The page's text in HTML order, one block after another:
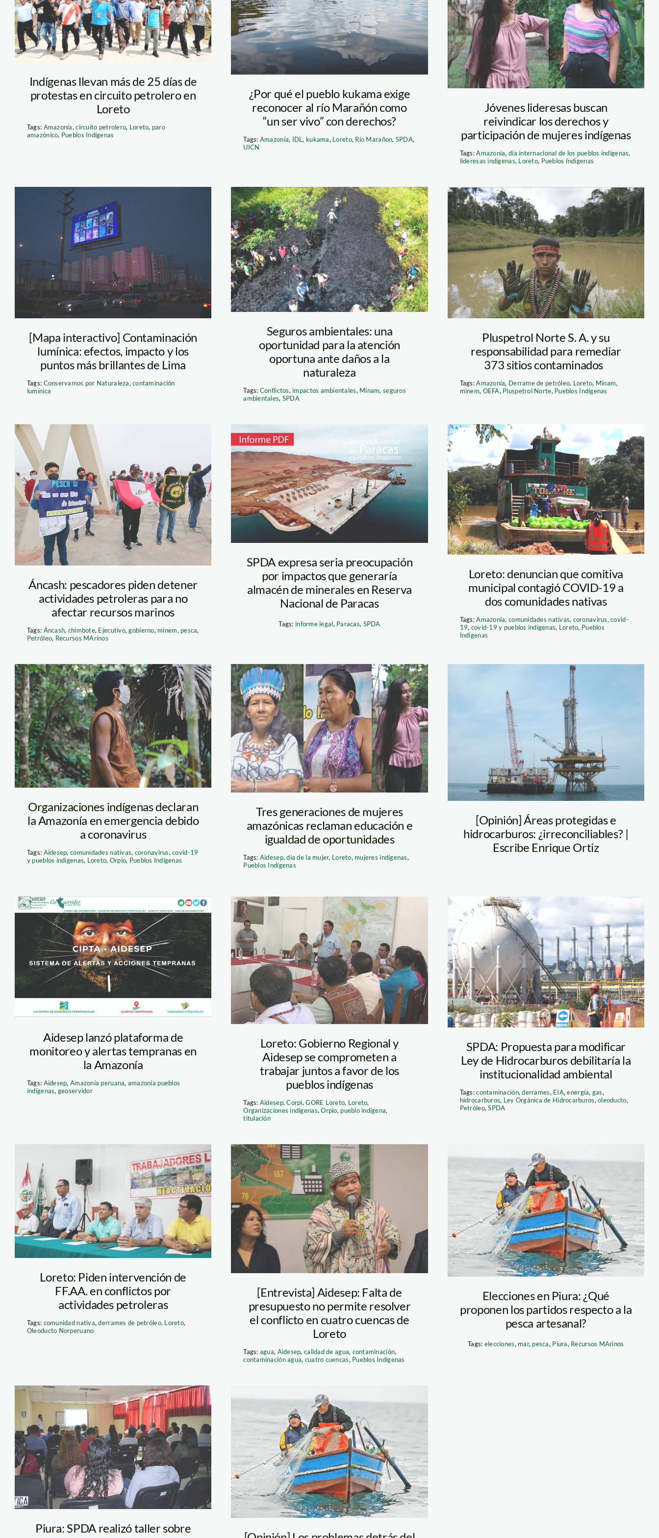
La región
Indígenas llevan más de 25 días de
protestas en circuito petrolero en
Loreto
Tags: Amazonía,circuito petrolero, Loreto, paro
amazónico, Pueblos Indígenas
kama—wcs
¿Por qué el pueblo kukama exige
reconocer al río Marañón como
“un ser vivo” con derechos?
Tags: Amazonía, IDL, kukama, Loreto, Río Marañon, SPDA,
UICN
Leonarda
Jóvenes lideresas buscan
reivindicar los derechos y
participación de mujeres indígenas
Tags:Amazonía, día internacional de los pueblos indígenas,
lideresas indígenas, Loreto, Pueblos Indígenas
Frente a Tottus
de Huaylas,
Chorrillos
[Mapa interactivo] Contaminación
lumínica: efectos, impacto y los
puntos más brillantes de Lima
Tags: Conservamos por Naturaleza,contaminación
lumínica
derrame-de-
petroleo—loreto
—fiscalia
Seguros ambientales: una
oportunidad para la atención
oportuna ante daños a la
naturaleza
Tags: Conflictos, impactos ambientales, Minam,seguros
ambientales, SPDA
pluspetrol norte
– contaminacion
petroleo – la
republica
Pluspetrol Norte S. A. y su
responsabilidad para remediar
373 sitios contaminados
Tags:Amazonía, Derrame de petróleo, Loreto, Minam,
minem, OEFA, Pluspetrol Norte, Pueblos Indígenas
pescadores-
manifestacion—
el-ferrol
Áncash: pescadores piden detener
actividades petroleras para no
afectar recursos marinos
Tags: Áncash, chimbote, Ejecutivo,gobierno, minem, pesca,
Petróleo, Recursos MArinos
paracas-puerto-
impacto
SPDA expresa seria preocupación
por impactos que generaría
almacén de minerales en Reserva
Nacional de Paracas
Tags: informe legal, Paracas, SPDA
lanchaTocache
Loreto: denuncian que comitiva
municipal contagió COVID-19 a
dos comunidades nativas
Tags:Amazonía, comunidades nativas, coronavirus,covid-
19, covid-19 y pueblos indígenas, Loreto, Pueblos
Indígenas
fotoAidesep
Organizaciones indígenas declaran
la Amazonía en emergencia debido
a coronavirus
Tags: Aidesep, comunidades nativas, coronavirus,covid-19
y pueblos indígenas, Loreto, Orpio, Pueblos Indígenas
Mujeres-
indígenas
Tres generaciones de mujeres
amazónicas reclaman educación e
igualdad de oportunidades
Tags: Aidesep,día de la mujer, Loreto, mujeres indígenas,
Pueblos Indígenas
petroleo-mar—
andina
[Opinión] Áreas protegidas e
hidrocarburos: ¿irreconciliables? |
Escribe Enrique Ortiz
alerta-temprana-
aidesep
Aidesep lanzó plataforma de
monitoreo y alertas tempranas en
la Amazonía
Tags: Aidesep, Amazonía peruana, amazonía pueblos
indígenas, geoservidor
Mesa de trabajo
entre
organizaciones
indígenas y Gore-
Loreto
Loreto: Gobierno Regional y
Aidesep se comprometen a
trabajar juntos a favor de los
pueblos indígenas
Tags: Aidesep,Corpi,GORE Loreto, Loreto,
Organizaciones indígenas,Orpio, pueblo indígena,
titulación
hidrocarburos—
andina
SPDA: Propuesta para modificar
Ley de Hidrocarburos debilitaría la
institucionalidad ambiental
Tags:contaminación,derrames, EIA,energía, gas,
hidrocarburos, Ley Orgánica de Hidrocarburos,oleoducto,
Petróleo,SPDA
Reunión-de-
autoridades-
Loreto-sobre-
hidrocarburos
Loreto: Piden intervención de
FF.AA. en conflictos por
actividades petroleras
Tags: comunidad nativa,derrames de petróleo, Loreto,
Oleoducto Norperuano
lizardo-cauper—
aidesep
[Entrevista] Aidesep: Falta de
presupuesto no permite resolver
el conflicto en cuatro cuencas de
Loreto
Tags: agua, Aidesep, calidad de agua, contaminación,
contaminación agua, cuatro cuencas, Pueblos Indígenas
pesca-artesanal
—andina
Elecciones en Piura: ¿Qué
proponen los partidos respecto a la
pesca artesanal?
Tags: elecciones, mar, pesca, Piura, Recursos MArinos
taller_piura_sociedad_peruana_derecho_ambiental_1_1
Piura: SPDA realizó taller sobre
pesca-artesanal
—andina